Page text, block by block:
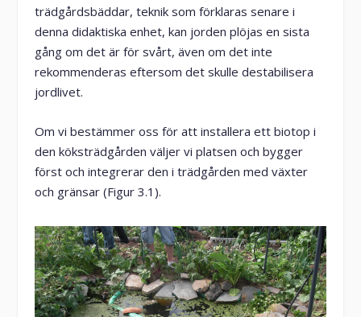
trädgårdsbäddar, teknik som förklaras senare i
denna didaktiska enhet, kan jorden plöjas en sista
gång om det är för svårt, även om det inte
rekommenderas eftersom det skulle destabilisera
jordlivet.
Om vi bestämmer oss för att installera ett biotop i
den köksträdgården väljer vi platsen och bygger
först och integrerar den i trädgården med växter
och gränsar (Figur 3.1).